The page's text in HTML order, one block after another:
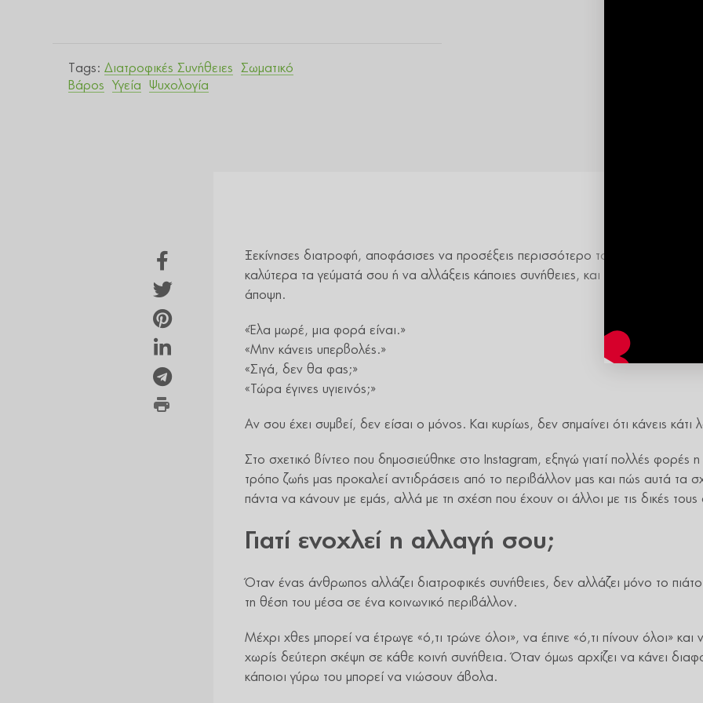
Tags: Διατροφικές Συνήθειες
Σωματικό
Βάρος
Υγεία Ψυχολογία
Ξεκίνησες διατροφή, αποφάσισες να προσέξεις περισσότερο τον εαυτό σου, να
καλύτερα τα γεύματά σου ή να αλλάξεις κάποιες συνήθειες, και ξαφνικά όλοι
άποψη.
«Έλα μωρέ, μια φορά είναι.»
«Μην κάνεις υπερβολές.»
«Σιγά, δεν θα φας;»
«Τώρα έγινες υγιεινός;»
Αν σου έχει συμβεί, δεν είσαι ο μόνος. Και κυρίως, δεν σημαίνει ότι κάνεις κάτι
Στο σχετικό βίντεο που δημοσιεύθηκε στο Instagram, εξηγώ γιατί πολλές φορές
τρόπο ζωής μας προκαλεί αντιδράσεις από το περιβάλλον μας και πώς αυτά τα
πάντα να κάνουν με εμάς, αλλά με τη σχέση που έχουν οι άλλοι με τις δικές τους
Γιατί ενοχλεί η αλλαγή σου;
Όταν ένας άνθρωπος αλλάζει διατροφικές συνήθειες, δεν αλλάζει μόνο το πιάτο
τη θέση του μέσα σε ένα κοινωνικό περιβάλλον.
Μέχρι χθες μπορεί να έτρωγε «ό,τι τρώνε όλοι», να έπινε «ό,τι πίνουν όλοι» και
χωρίς δεύτερη σκέψη σε κάθε κοινή συνήθεια. Όταν όμως αρχίζει να κάνει
κάποιοι γύρω του μπορεί να νιώσουν άβολα.